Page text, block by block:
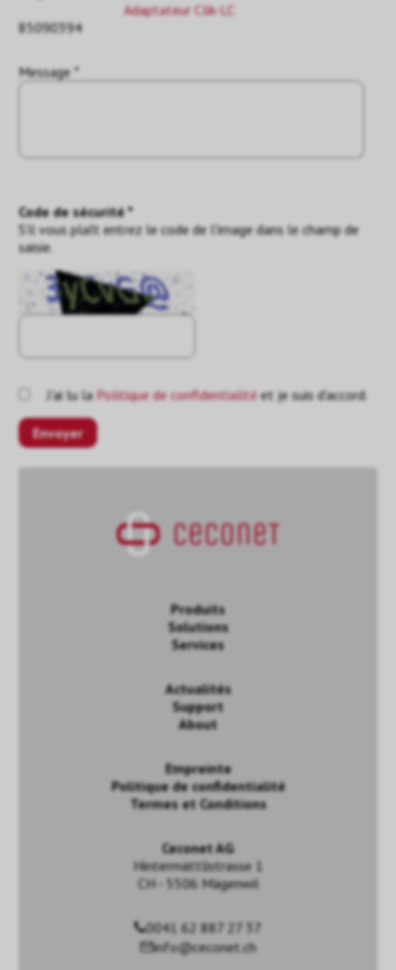
Adaptateur Clik-LC
85090394
Message *
Code de sécurité *
S'il vous plaît entrez le code de l'image dans le champ de
saisie.
J'ai lu laPolitique de confidentialitéet je suis d'accord.
Produits
Solutions
Services
Actualités
Support
About
Empreinte
Politique de confidentialité
Termes et Conditions
Ceconet AG
Hintermättlistrasse 1
CH - 5506 Mägenwil
0041 62 887 27 37
info@ceconet.ch